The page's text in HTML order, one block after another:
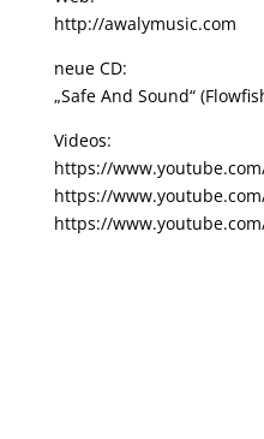
http://awalymusic.com
neue CD:
„Safe And Sound“
Videos:
https://
https://
https://